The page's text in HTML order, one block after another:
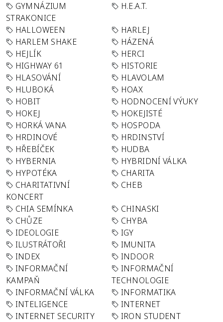
GYMNÁZIUM
STRAKONICE
H.E.A.T.
HALLOWEEN
HARLEJ
HARLEM SHAKE
HÁZENÁ
HEJLÍK
HERCI
HIGHWAY 61
HISTORIE
HLASOVÁNÍ
HLAVOLAM
HLUBOKÁ
HOAX
HOBIT
HODNOCENÍ VÝUKY
HOKEJ
HOKEJISTÉ
HORKÁ VANA
HOSPODA
HRDINOVÉ
HRDINSTVÍ
HŘEBÍČEK
HUDBA
HYBERNIA
HYBRIDNÍ VÁLKA
HYPOTÉKA
CHARITA
CHARITATIVNÍ
KONCERT
CHEB
CHIA SEMÍNKA
CHINASKI
CHŮZE
CHYBA
IDEOLOGIE
IGY
ILUSTRÁTOŘI
IMUNITA
INDEX
INDOOR
INFORMAČNÍ
KAMPAŇ
INFORMAČNÍ
TECHNOLOGIE
INFORMAČNÍ VÁLKA
INFORMATIKA
INTELIGENCE
INTERNET
INTERNET SECURITY
IRON STUDENT